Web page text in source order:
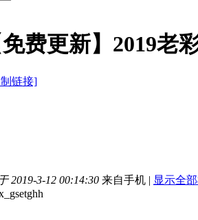
免费更新】2019老
链接]
2019-3-12 00:14:30 来自手机 | 显示全